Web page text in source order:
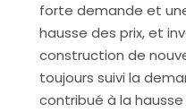
forte demande et
hausse des prix, et
construction de
toujours suivi la
contribué à la